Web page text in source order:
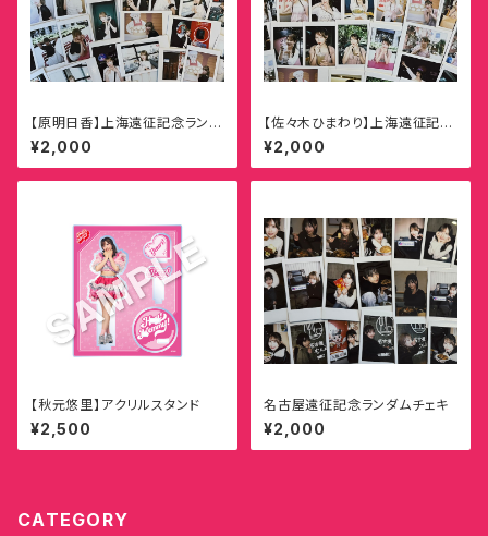
【原明日香】上海遠征記念ランダ
ムチェキ
¥2,000
【佐々木ひまわり】上海遠征記念
ランダムチェキ
¥2,000
【秋元悠里】アクリルスタンド
¥2,500
名古屋遠征記念ランダムチェキ
¥2,000
CATEGORY